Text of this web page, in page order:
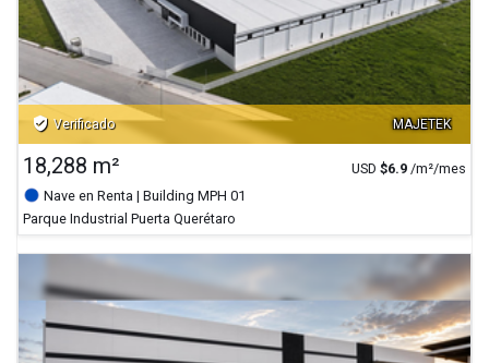
MAJETEK
verified_user Verificado
18,288 m² USD $6.9 /m²/mes
Nave en Renta | Building MPH 01
Parque Industrial Puerta Querétaro